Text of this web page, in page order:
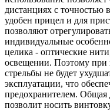
дистанциях с точностью
удобен прицел и для
позволяют
индивидуальные
целика - оптические
освещении. Поэтому при
стрельбы не будет
эксплуатации, что
предохранителем.
позволит носить